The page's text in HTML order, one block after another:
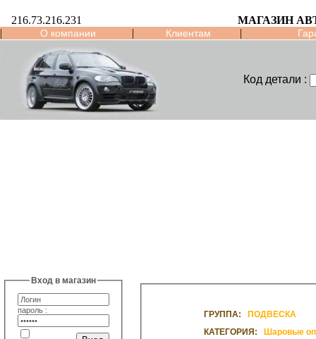
216.73.216.231
МАГАЗИН
|
О компании | Клиентам |
Код детали :
Вход в магазин
пароль : ГРУППА:
ПОДВЕСКА
КАТЕГОРИЯ: Шаровые